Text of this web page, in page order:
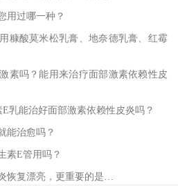
用过哪一种？
糠酸莫米松乳膏、地奈德乳膏、红霉
素吗？能用来治疗面部激素依赖性皮
乳能治好面部激素依赖性皮炎吗？
能治愈吗？
素E管用吗？
恢复漂亮，更重要的是…